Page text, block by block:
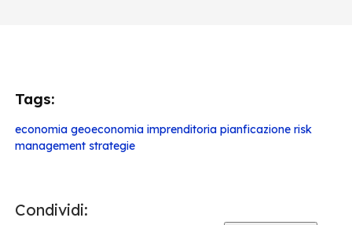
Tags:
economia geoeconomia imprenditoria pianficazione risk
management strategie
Condividi: